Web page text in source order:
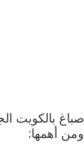
صباغ بالكويت
ومن أهمها: